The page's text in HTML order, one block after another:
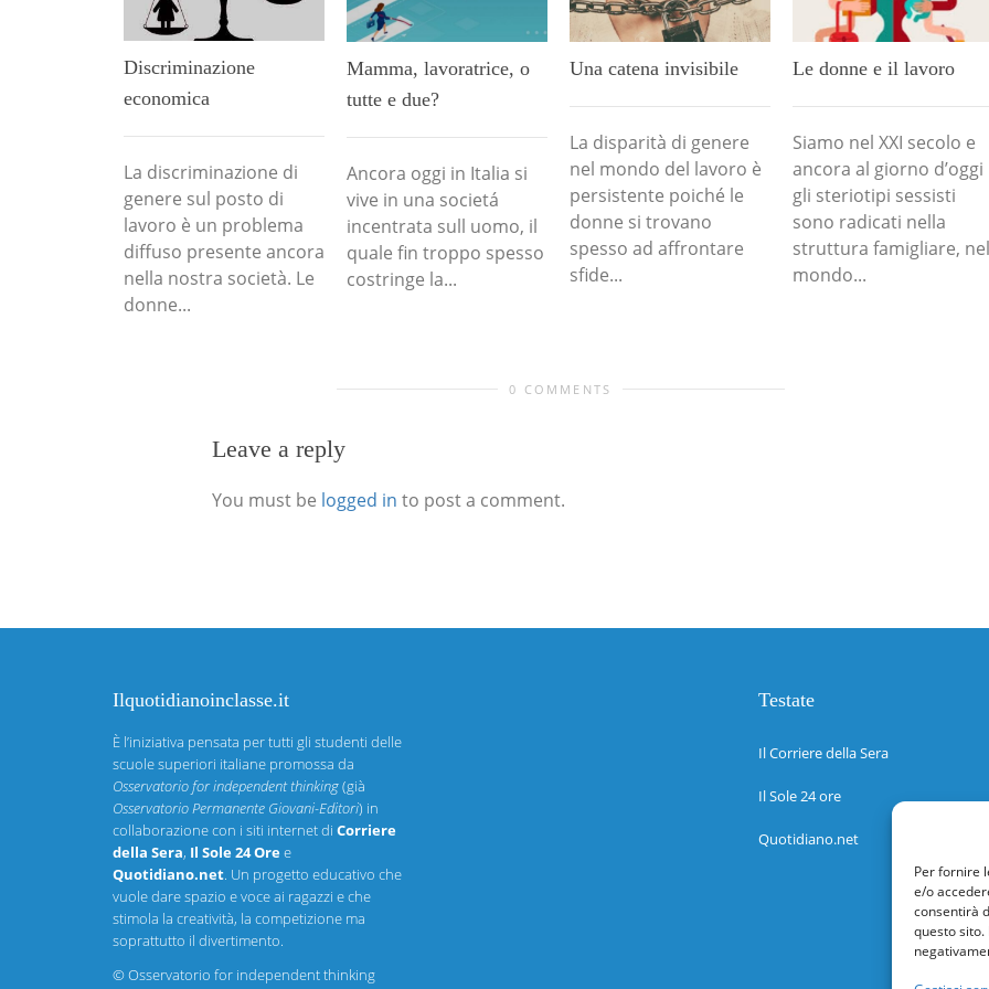
Per fornire
e/o
consentirà
questo sito.
Discriminazione
economica
La discriminazione di
genere sul posto di
lavoro è un problema
diffuso presente ancora
nella nostra società. Le
donne...
Mamma, lavoratrice, o
tutte e due?
Ancora oggi in Italia si
vive in una societá
incentrata sull uomo, il
quale fin troppo spesso
costringe la...
Una catena invisibile
La disparità di genere
nel mondo del lavoro è
persistente poiché le
donne si trovano
spesso ad affrontare
sfide...
Le donne e il lavoro
Siamo nel XXI secolo e
ancora al giorno d’oggi
gli steriotipi sessisti
sono radicati nella
struttura famigliare, nel
mondo...
0 COMMENTS
Leave a reply
You must be logged in to post a comment.
Ilquotidianoinclasse.it
È l’iniziativa pensata per tutti gli studenti delle
scuole superiori italiane promossa da
Osservatorio for independent thinking(già
Osservatorio Permanente Giovani-Editori) in
collaborazione con i siti internet di Corriere
della Sera, Il Sole 24 Oree
Quotidiano.net. Un progetto educativo che
vuole dare spazio e voce ai ragazzi e che
stimola la creatività, la competizione ma
soprattutto il divertimento.
©Osservatorio for independent thinking
Testate
Il Corriere della Sera
Il Sole 24 ore
Quotidiano.net